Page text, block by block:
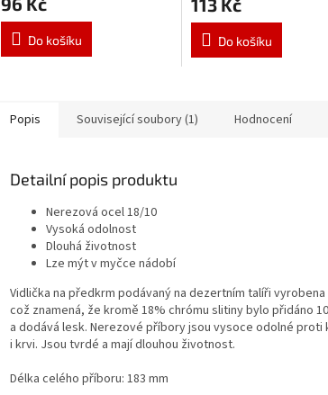
Do košíku Do košíku
Popis Související soubory (1) Hodnocení
Detailní popis produktu
Nerezová ocel 18/10
Vysoká odolnost
Dlouhá životnost
Lze mýt v myčce nádobí
Vidlička na předkrm podávaný na dezertním talíři
což znamená, že kromě 18% chrómu slitiny bylo přidáno
a dodává lesk. Nerezové příbory jsou vysoce odolné
i krvi. Jsou tvrdé a mají dlouhou životnost.
Délka celého příboru: 183 mm